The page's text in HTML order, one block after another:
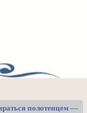
полотенцем —